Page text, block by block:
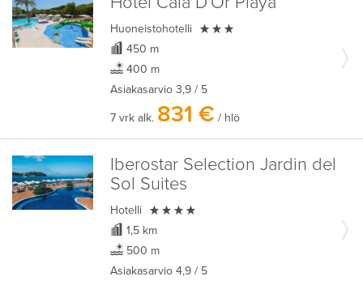
Huoneistohotelli 
450 m
400 m
Asiakasarvio 3,9 / 5
7 vrk alk. 831 € / hlö
Iberostar Selection Jardin del
Sol Suites
Hotelli 
1,5 km
500 m
Asiakasarvio 4,9 / 5